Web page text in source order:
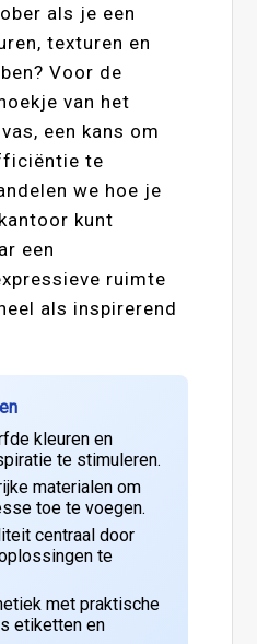
als je een
texturen en
Voor de
van het
een kans om
te
we hoe je
kunt
een
ruimte
als inspirerend
kleuren en
te stimuleren.
materialen om
toe te voegen.
centraal door
te
met praktische
etiketten en